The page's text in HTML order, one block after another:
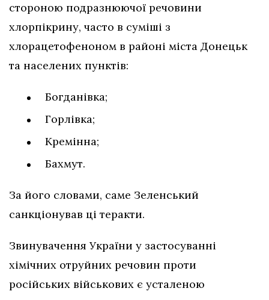
стороною подразнюючої речовини
хлорпікрину, часто в суміші з
хлорацетофеноном в районі міста Донецьк
та населених пунктів:
Богданівка;
Горлівка;
Кремінна;
Бахмут.
За його словами, саме Зеленський
санкціонував ці теракти.
Звинувачення України у застосуванні
хімічних отруйних речовин проти
російських військових є усталеною